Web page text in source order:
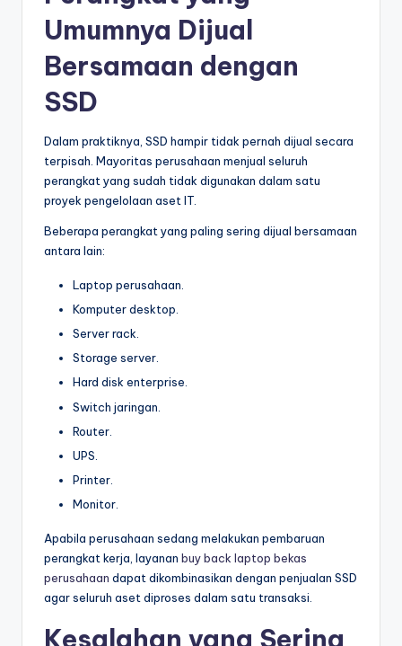
Umumnya Dijual
Bersamaan dengan
SSD
Dalam praktiknya, SSD hampir tidak pernah dijual secara
terpisah. Mayoritas perusahaan menjual seluruh
perangkat yang sudah tidak digunakan dalam satu
proyek pengelolaan aset IT.
Beberapa perangkat yang paling sering dijual bersamaan
antara lain:
Laptop perusahaan.
Komputer desktop.
Server rack.
Storage server.
Hard disk enterprise.
Switch jaringan.
Router.
UPS.
Printer.
Monitor.
Apabila perusahaan sedang melakukan pembaruan
perangkat kerja, layanan buy back laptop bekas
perusahaan dapat dikombinasikan dengan penjualan SSD
agar seluruh aset diproses dalam satu transaksi.
Kesalahan yang Sering